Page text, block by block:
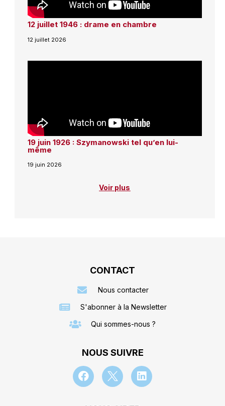
12 juillet 1946 : drame en chambre
12 juillet 2026
19 juin 1926 : Szymanowski tel qu’en lui-
même
19 juin 2026
Voir plus
CONTACT
Nous contacter
S'abonner à la Newsletter
Qui sommes-nous ?
NOUS SUIVRE